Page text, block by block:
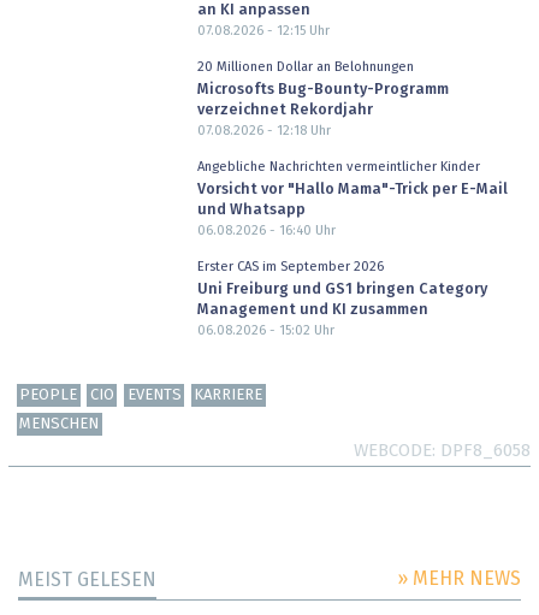
an KI anpassen
07.08.2026 - 12:15Uhr
20 Millionen Dollar an Belohnungen
Microsofts Bug-Bounty-Programm
verzeichnet Rekordjahr
07.08.2026 - 12:18Uhr
Angebliche Nachrichten vermeintlicher Kinder
Vorsicht vor "Hallo Mama"-Trick per E-Mail
und Whatsapp
06.08.2026 - 16:40 Uhr
Erster CAS im September 2026
Uni Freiburg und GS1 bringen Category
Management und KI zusammen
06.08.2026 - 15:02 Uhr
PEOPLE CIO EVENTS
KARRIERE
MENSCHEN
WEBCODE DPF8_6058
MEIST GELESEN » MEHR NEWS